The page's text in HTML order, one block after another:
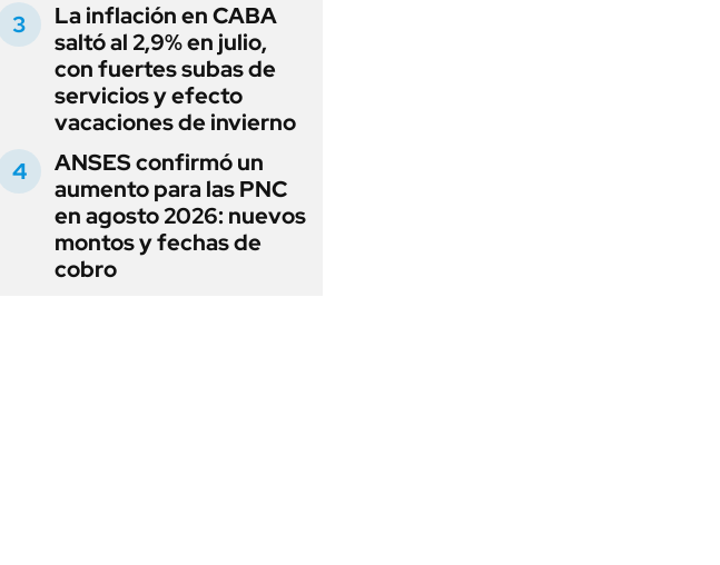
La inflación en CABA
saltó al 2,9% en julio,
con fuertes subas de
servicios y efecto
vacaciones de invierno
ANSES confirmó un
aumento para las PNC
en agosto 2026: nuevos
montos y fechas de
cobro